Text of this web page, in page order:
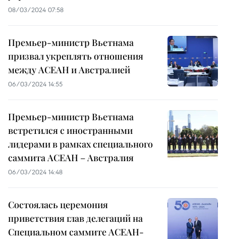
08/03/2024 07:58
Премьер-министр Вьетнама
призвал укреплять отношения
между АСЕАН и Австралией
06/03/2024 14:55
Премьер-министр Вьетнама
встретился с иностранными
лидерами в рамках специального
саммита АСЕАН – Австралия
06/03/2024 14:48
Состоялась церемония
приветствия глав делегаций на
Специальном саммите АСЕАН-